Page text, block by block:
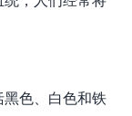
色、白色和铁